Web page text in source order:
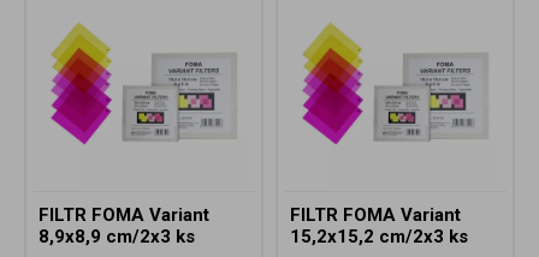
FILTR FOMA Variant
8,9x8,9 cm/2x3 ks
FILTR FOMA Variant
15,2x15,2 cm/2x3 ks